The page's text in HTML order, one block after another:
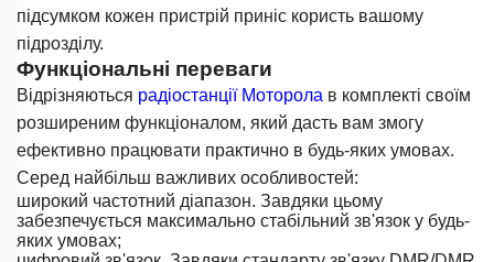
підсумком кожен пристрій приніс користь вашому
підрозділу.
Функціональні переваги
Відрізняються радіостанції Моторола в комплекті своїм
розширеним функціоналом, який дасть вам змогу
ефективно працювати практично в будь-яких умовах.
Серед найбільш важливих особливостей:
широкий частотний діапазон. Завдяки цьому
забезпечується максимально стабільний зв'язок у будь-
яких умовах;